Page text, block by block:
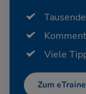
Viele
Zum